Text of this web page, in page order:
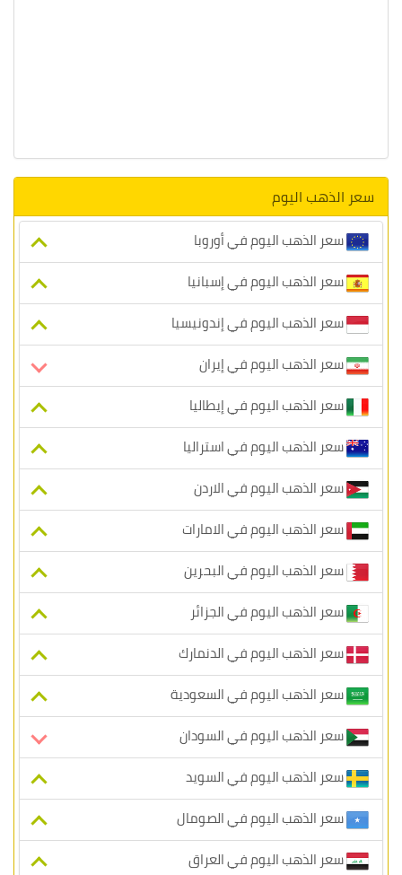
سعر الذهب اليوم
سعر الذهب اليوم في أوروبا
سعر الذهب اليوم في إسبانيا
سعر الذهب اليوم في إندونيسيا
سعر الذهب اليوم في إيران
سعر الذهب اليوم في إيطاليا
سعر الذهب اليوم في استراليا
سعر الذهب اليوم في الاردن
سعر الذهب اليوم في الامارات
سعر الذهب اليوم في البحرين
سعر الذهب اليوم في الجزائر
سعر الذهب اليوم في الدنمارك
سعر الذهب اليوم في السعودية
سعر الذهب اليوم في السودان
سعر الذهب اليوم في السويد
سعر الذهب اليوم في الصومال
سعر الذهب اليوم في العراق